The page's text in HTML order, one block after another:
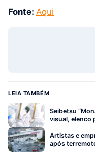
Fonte: Aqui
LEIA TAMBÉM
Seibetsu
visual, elenco
Artistas e
após